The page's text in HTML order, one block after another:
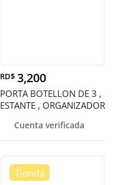
RD$ 3,200
PORTA BOTELLON DE 3 ,
ESTANTE , ORGANIZADOR
Cuenta verificada